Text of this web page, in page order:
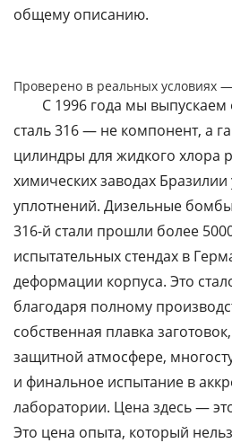
общему описанию.
Проверено в реальных условиях
С 1996 года мы выпускаем
сталь 316 — не компонент, а
цилиндры для жидкого хлора
химических заводах
уплотнений. Дизельные
316-й стали прошли более
испытательных стендах в
деформации корпуса. Это
благодаря полному
собственная плавка
защитной атмосфере,
и финальное испытание в
лаборатории. Цена здесь —
Это цена опыта, который